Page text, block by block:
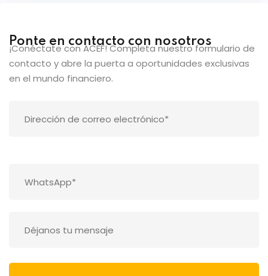
Ponte en contacto con nosotros
¡Conéctate con ACEF! Completa nuestro formulario de
contacto y abre la puerta a oportunidades exclusivas
en el mundo financiero.